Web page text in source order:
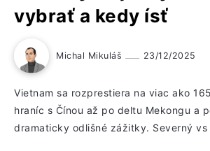
vybrať a kedy ísť
Michal Mikuláš 23/12/2025
Vietnam sa rozprestiera na viac ako
hraníc s Čínou až po deltu Mekongu a
dramaticky odlišné zážitky. Severný vs